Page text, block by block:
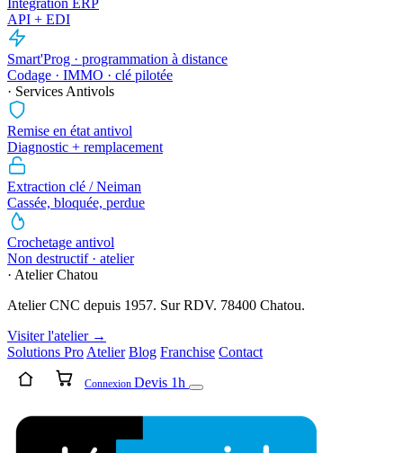
Intégration ERP
API + EDI
Smart'Prog · programmation à distance
Codage · IMMO · clé pilotée
· Services Antivols
Remise en état antivol
Diagnostic + remplacement
Extraction clé / Neiman
Cassée, bloquée, perdue
Crochetage antivol
Non destructif · atelier
· Atelier Chatou
Atelier CNC depuis 1957. Sur RDV. 78400 Chatou.
Visiter l'atelier →
Solutions Pro Atelier Blog Franchise Contact
Connexion Devis 1h